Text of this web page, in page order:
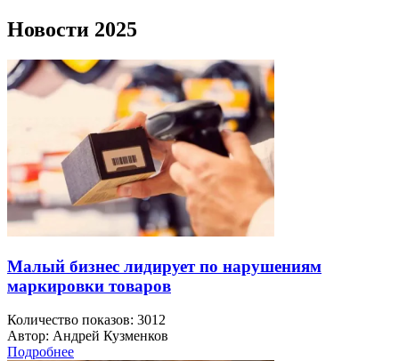
Новости 2025
Малый бизнес лидирует по нарушениям
маркировки товаров
Количество показов: 3012
Автор: Андрей Кузменков
Подробнее